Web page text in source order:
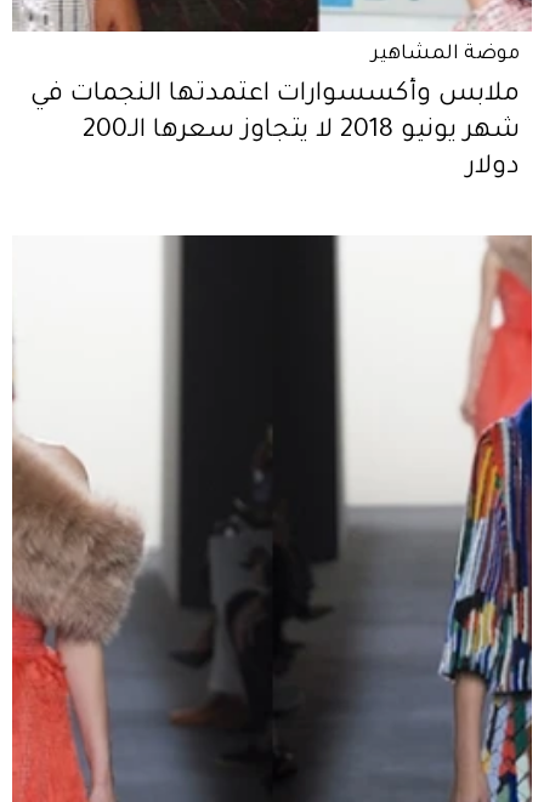
موضة المشاهير
ملابس وأكسسوارات اعتمدتها النجمات في
شهر يونيو 2018 لا يتجاوز سعرها الـ200
دولار